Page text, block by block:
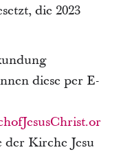
die 2023
diese per E-
Kirche Jesu